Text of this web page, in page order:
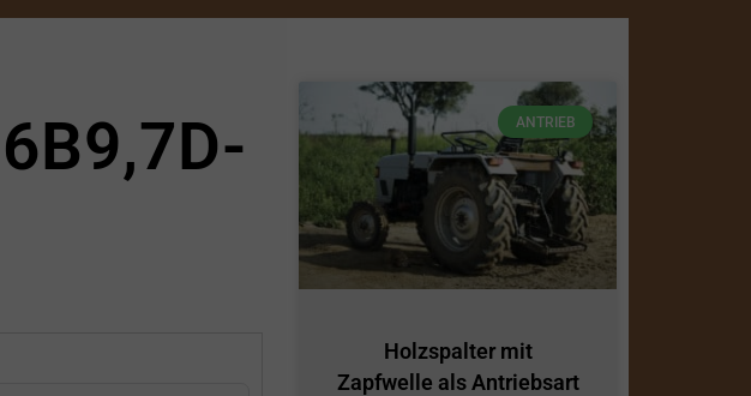
ANTRIEB
Holzspalter mit
Zapfwelle als Antriebsart